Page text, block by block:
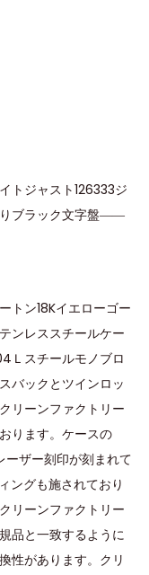
トジャスト126333ジ
りブラック文字盤――
トン18Kイエローゴー
ンレススチールケー
Ｌスチールモノブロ
バックとツインロッ
リーンファクトリー
ります。ケースの
ーザー刻印が刻まれて
ングも施されており
リーンファクトリー
品と一致するように
性があります。クリ